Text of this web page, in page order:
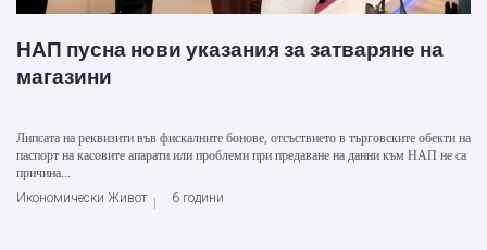
НАП пусна нови указания за затваряне на
магазини
Липсата на реквизити във фискалните бонове, отсъствието в търговските обекти на
паспорт на касовите апарати или проблеми при предаване на данни към НАП не са
причина...
Икономически Живот
6 години